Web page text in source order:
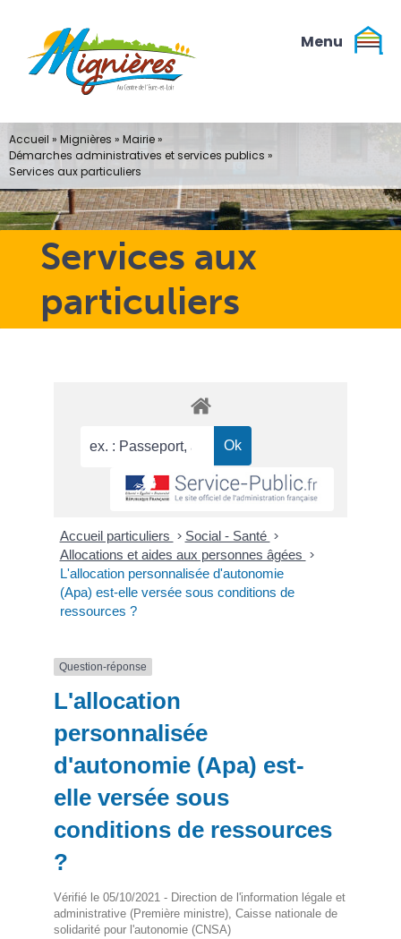
contenu
Services aux
particuliers
Accueil » Mignières » Mairie»
Démarches administratives et services publics »
Services aux particuliers
Accueil particuliers > Social - Santé >
Allocations et aides aux personnes âgées >
L'allocation personnalisée d'autonomie
(Apa) est-elle versée sous conditions de
ressources ?
Question-réponse
L'allocation
personnalisée
d'autonomie (Apa) est-
elle versée sous
conditions de ressources
?
Vérifié le 05/10/2021 - Direction de l'information légale et
administrative (Première ministre), Caisse nationale de
solidarité pour l'autonomie (CNSA)